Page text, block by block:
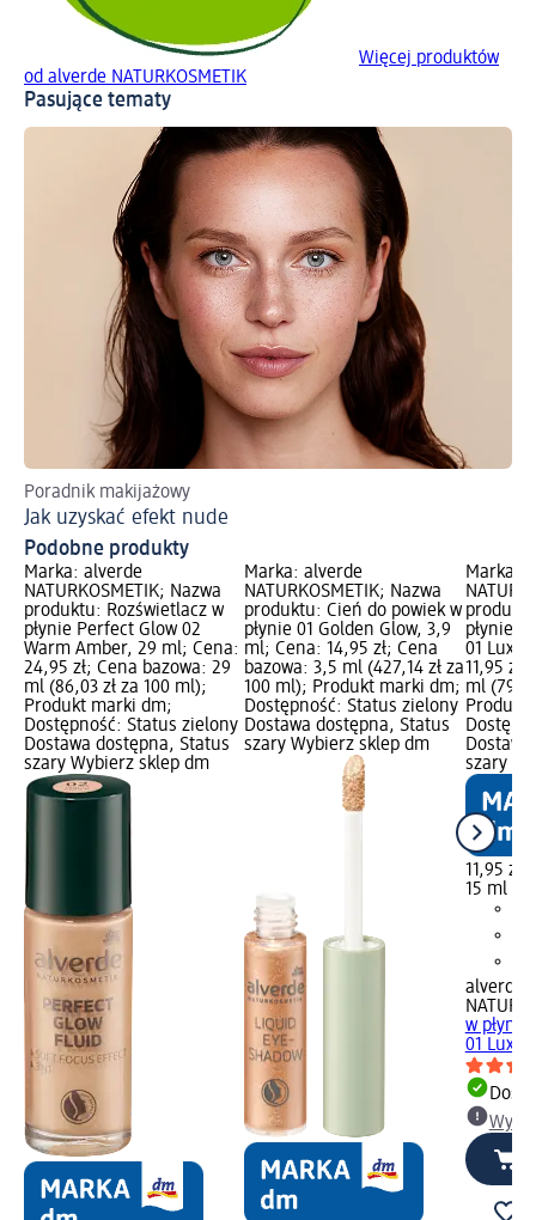
Więcej produktów
od alverde NATURKOSMETIK
Pasujące tematy
Poradnik makijażowy
Jak uzyskać efekt nude
Podobne produkty
Marka: alverde
NATURKOSMETIK; Nazwa
produktu: Rozświetlacz w
płynie Perfect Glow 02
Warm Amber, 29 ml; Cena:
24,95 zł; Cena bazowa: 29
ml (86,03 zł za 100 ml);
Produkt marki dm;
Dostępność: Status zielony
Dostawa dostępna, Status
szary Wybierz sklep dm
Marka: alverde
NATURKOSMETIK; Nazwa
produktu: Cień do powiek w
płynie 01 Golden Glow, 3,9
ml; Cena: 14,95 zł; Cena
bazowa: 3,5 ml (427,14 zł za
100 ml); Produkt marki dm;
Dostępność: Status zielony
Dostawa dostępna, Status
szary Wybierz sklep dm
Marka:
płynie
01 Luxe
11,95
ml
Produkt
szary
11,95 zł
15 ml
alverde
w
01